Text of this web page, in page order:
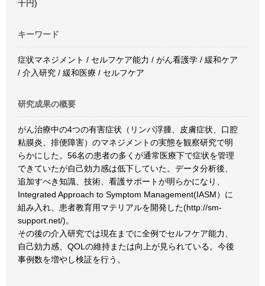
千円)
キーワード
症状マネジメント / セルフケア能力 / がん看護学 / 緩和ケア
/ 介入研究 / 緩和医療 / セルフケア
研究成果の概要
がん治療中の4つの有害症状（リンパ浮腫、皮膚症状、口腔
粘膜炎、排便障害）のマネジメントの実態を観察研究で明
らかにした。56名の患者の多くが通常医療下で症状を管理
できていたが自己効力感は低下していた。データ分析後、
追加すべき知識、技術、看護サポートが明らかになり、
Integrated Approach to Symptom Management(IASM）に
組み入れ、患者教育用マテリアルを開発した(http://sm-
support.net/)。
その後の介入研究では現在までに全例でセルフケア能力、
自己効力感、QOLの維持または向上が見られている。今後
事例数を増やし検証を行う。